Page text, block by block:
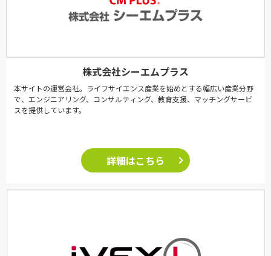
株式会社シーエムプラス
本サイトの運営会社。ライフサイエンス産業を始めとする幅広い産業分野
で、エンジニアリング、コンサルティング、教育支援、マッチングサービ
スを提供しています。
詳細はこちら